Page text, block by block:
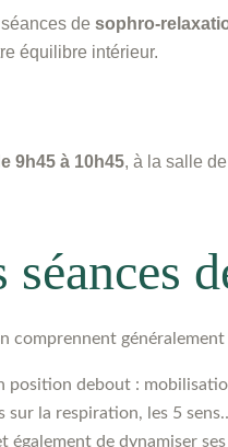
de sophro-
équilibre intérieur.
9h45 à 10h45, à la salle
séances
comprennent généralement
position debout :
sur la respiration, les 5
également de dynamiser